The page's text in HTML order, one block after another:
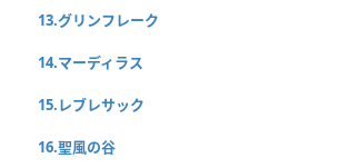
13.グリンフレーク
14.マーディラス
15.レブレサック
16.聖風の谷